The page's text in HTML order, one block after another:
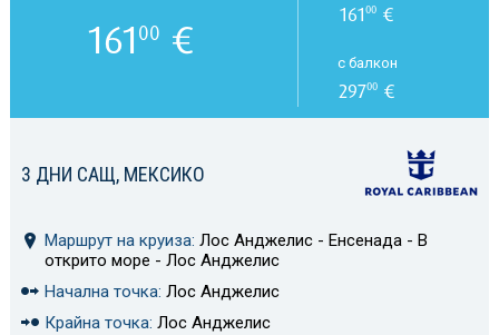
3 ДНИ САЩ, МЕКСИКО
Маршрут на круиза: Лос Анджелис - Енсенада - В
открито море - Лос Анджелис
Начална точка: Лос Анджелис
Крайна точка: Лос Анджелис
161 00 €
16100 €
с балкон
29700 €